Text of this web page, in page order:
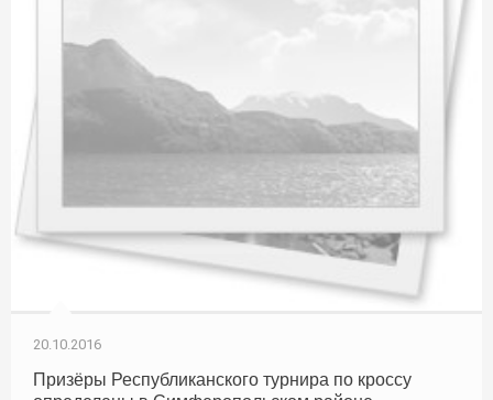
20.10.2016
Призёры Республиканского турнира по кроссу